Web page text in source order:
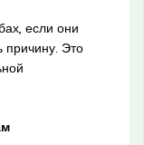
если они
причину. Это